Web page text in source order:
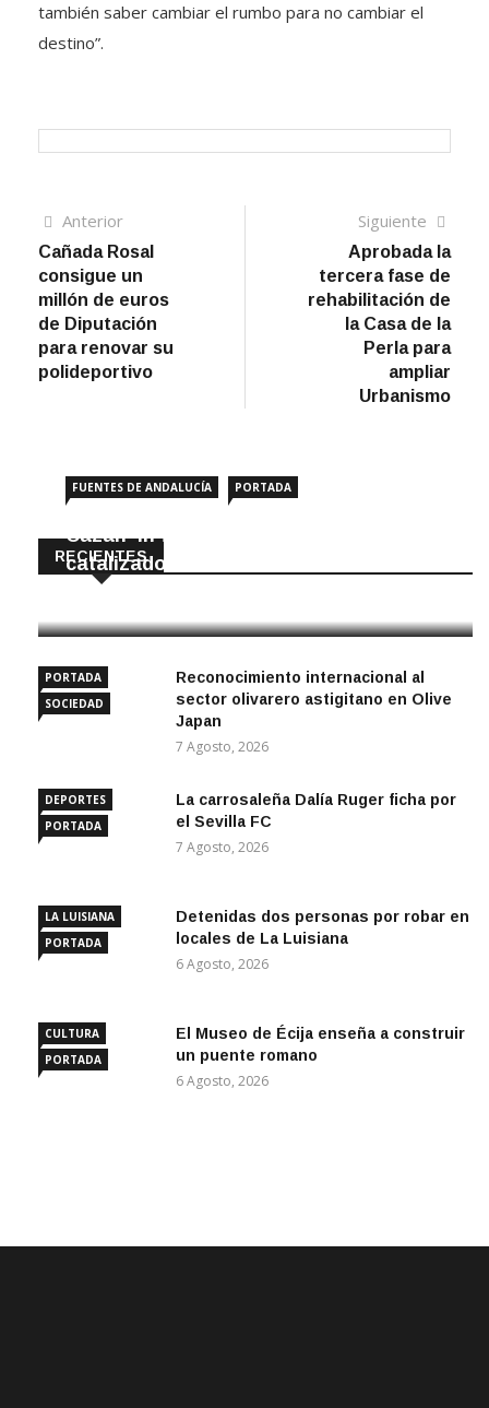
también saber cambiar el rumbo para no cambiar el
destino”.
Navegación
de
entradas
AnteriorArtículo
anterior
Cañada Rosal
consigue un
millón de euros
de Diputación
para renovar su
polideportivo
Siguiente
Aprobada la
tercera fase de
rehabilitación de
la Casa de la
Perla para
ampliar
Urbanismo
RECIENTES
FUENTES DE ANDALUCÍA PORTADA
Cazan ‘in fraganti’ a ladrones de
catalizadores
PORTADA
SOCIEDAD
Reconocimiento internacional al
sector olivarero astigitano en Olive
Japan
7 Agosto, 2026
DEPORTES
PORTADA
La carrosaleña Dalía Ruger ficha por
el Sevilla FC
7 Agosto, 2026
LA LUISIANA
PORTADA
Detenidas dos personas por robar en
locales de La Luisiana
6 Agosto, 2026
CULTURA
PORTADA
El Museo de Écija enseña a construir
un puente romano
6 Agosto, 2026